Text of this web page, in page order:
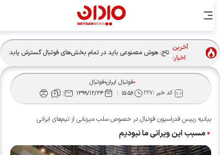
آخرین
اخبار:
تاج: هوش مصنوعی باید در تمام بخش‌های فوتبال گسترش یابد
فوتبال ایرانفوتبال
کد خبر :۲۲۷ ۱۵:۵۶ ۱۳۹۹/۱۲/۲۴
بیانیه رییس فدراسیون فوتبال در خصوص سلب میزبانی از تیم‌های ایرانی
مسبب این ویرانی ما نبودیم